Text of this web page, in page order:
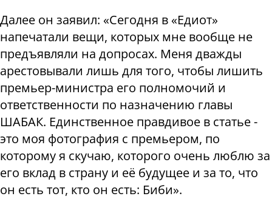
Далее он заявил: «Сегодня в «Едиот»
напечатали вещи, которых мне вообще не
предъявляли на допросах. Меня дважды
арестовывали лишь для того, чтобы лишить
премьер-министра его полномочий и
ответственности по назначению главы
ШАБАК. Единственное правдивое в статье -
это моя фотография с премьером, по
которому я скучаю, которого очень люблю за
его вклад в страну и её будущее и за то, что
он есть тот, кто он есть: Биби».